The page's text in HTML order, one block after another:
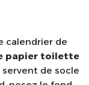
calendrier de
papier toilette
servent de socle